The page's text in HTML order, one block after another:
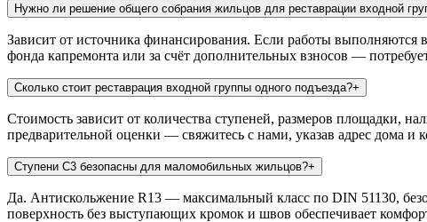
Нужно ли решение общего собрания жильцов для реставрации входной
Зависит от источника финансирования. Если работы
фонда капремонта или за счёт дополнительных взносов —
Сколько стоит реставрация входной группы одного подъезда?+
Стоимость зависит от количества ступеней, размеров площадки,
предварительной оценки — свяжитесь с нами, указав адрес дома и
Ступени С3 безопасны для маломобильных жильцов?+
Да. Антискольжение R13 — максимальный класс по DIN 51130,
поверхность без выступающих кромок и швов обеспечивает